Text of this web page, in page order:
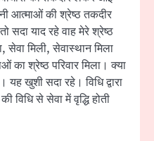
आत्माओं की श्रेष्ठ तकदीर
सदा याद रहे वाह मेरे श्रेष्ठ
सेवा मिली, सेवास्थान मिला
श्रेष्ठ परिवार मिला। क्या
यह खुशी सदा रहे। विधि द्वारा
विधि से सेवा में वृद्धि होती